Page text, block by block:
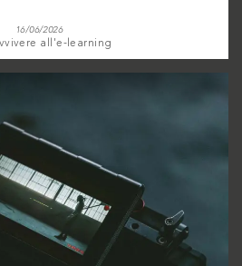
16/06/2026
all'e-learning